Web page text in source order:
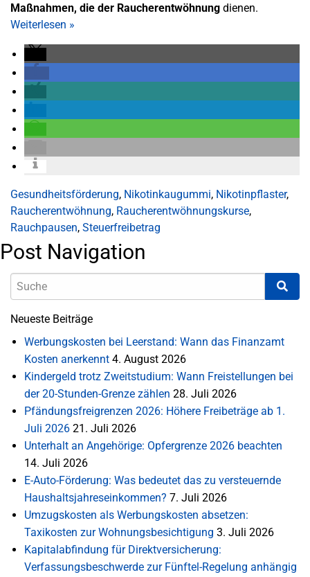
Maßnahmen, die der Raucherentwöhnung dienen.
Weiterlesen »
Gesundheitsförderung, Nikotinkaugummi, Nikotinpflaster,
Raucherentwöhnung, Raucherentwöhnungskurse,
Rauchpausen, Steuerfreibetrag
Post Navigation
Neueste Beiträge
Werbungskosten bei Leerstand: Wann das Finanzamt
Kosten anerkennt 4. August 2026
Kindergeld trotz Zweitstudium: Wann Freistellungen bei
der 20-Stunden-Grenze zählen 28. Juli 2026
Pfändungsfreigrenzen 2026: Höhere Freibeträge ab 1.
Juli 2026 21. Juli 2026
Unterhalt an Angehörige: Opfergrenze 2026 beachten
14. Juli 2026
E-Auto-Förderung: Was bedeutet das zu versteuernde
Haushaltsjahreseinkommen? 7. Juli 2026
Umzugskosten als Werbungskosten absetzen:
Taxikosten zur Wohnungsbesichtigung 3. Juli 2026
Kapitalabfindung für Direktversicherung:
Verfassungsbeschwerde zur Fünftel-Regelung anhängig